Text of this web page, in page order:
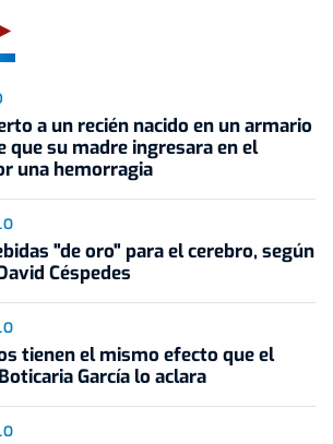
a un recién nacido en un armario
que su madre ingresara en el
una hemorragia
"de oro" para el cerebro, según
Céspedes
tienen el mismo efecto que el
García lo aclara